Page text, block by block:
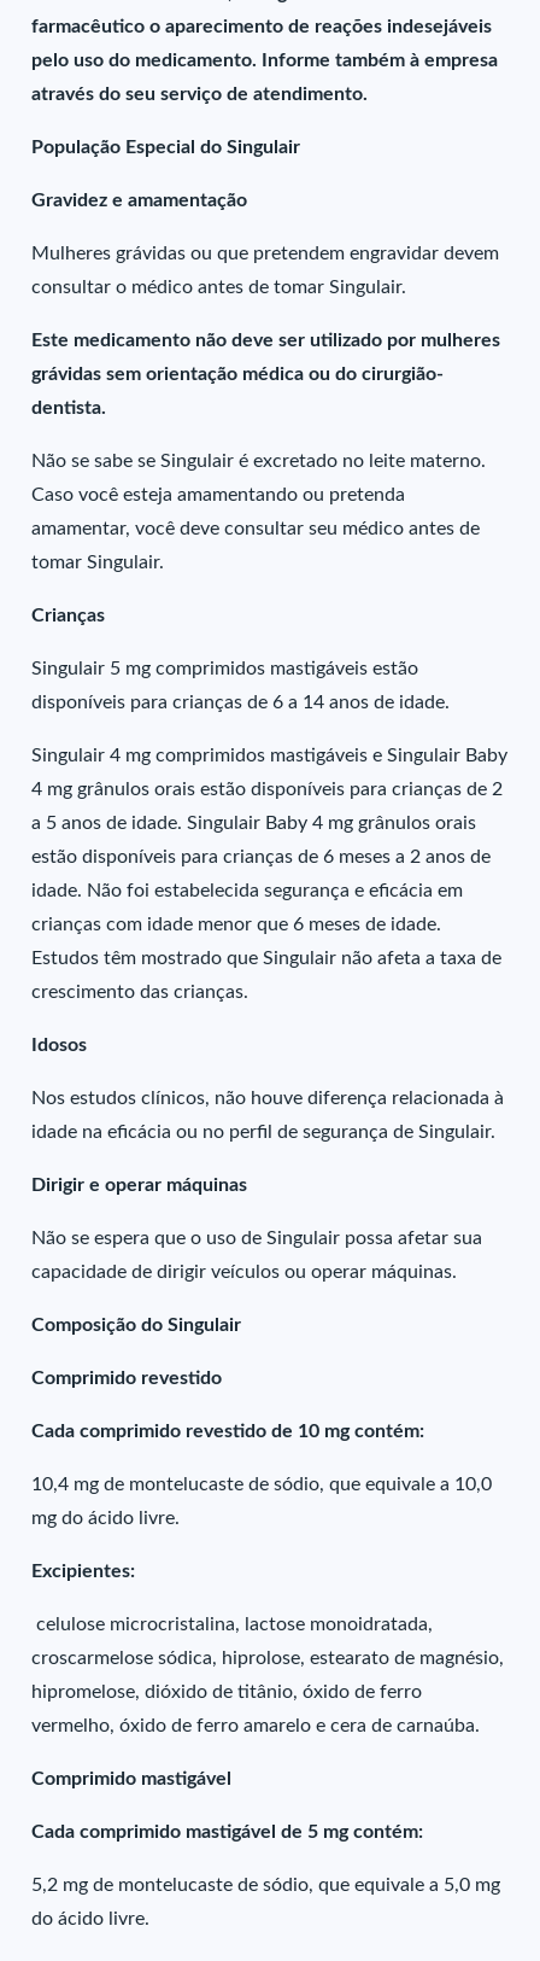
farmacêutico o aparecimento de reações indesejáveis
pelo uso do medicamento. Informe também à empresa
através do seu serviço de atendimento.
População Especial do Singulair
Gravidez e amamentação
Mulheres grávidas ou que pretendem engravidar devem
consultar o médico antes de tomar Singulair.
Este medicamento não deve ser utilizado por mulheres
grávidas sem orientação médica ou do cirurgião-
dentista.
Não se sabe se Singulair é excretado no leite materno.
Caso você esteja amamentando ou pretenda
amamentar, você deve consultar seu médico antes de
tomar Singulair.
Crianças
Singulair 5 mg comprimidos mastigáveis estão
disponíveis para crianças de 6 a 14 anos de idade.
Singulair 4 mg comprimidos mastigáveis e Singulair Baby
4 mg grânulos orais estão disponíveis para crianças de 2
a 5 anos de idade. Singulair Baby 4 mg grânulos orais
estão disponíveis para crianças de 6 meses a 2 anos de
idade. Não foi estabelecida segurança e eficácia em
crianças com idade menor que 6 meses de idade.
Estudos têm mostrado que Singulair não afeta a taxa de
crescimento das crianças.
Idosos
Nos estudos clínicos, não houve diferença relacionada à
idade na eficácia ou no perfil de segurança de Singulair.
Dirigir e operar máquinas
Não se espera que o uso de Singulair possa afetar sua
capacidade de dirigir veículos ou operar máquinas.
Composição do Singulair
Comprimido revestido
Cada comprimido revestido de 10 mg contém:
10,4 mg de montelucaste de sódio, que equivale a 10,0
mg do ácido livre.
Excipientes:
celulose microcristalina, lactose monoidratada,
croscarmelose sódica, hiprolose, estearato de magnésio,
hipromelose, dióxido de titânio, óxido de ferro
vermelho, óxido de ferro amarelo e cera de carnaúba.
Comprimido mastigável
Cada comprimido mastigável de 5 mg contém:
5,2 mg de montelucaste de sódio, que equivale a 5,0 mg
do ácido livre.